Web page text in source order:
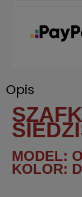
Opis
MODEL:
KOLOR: